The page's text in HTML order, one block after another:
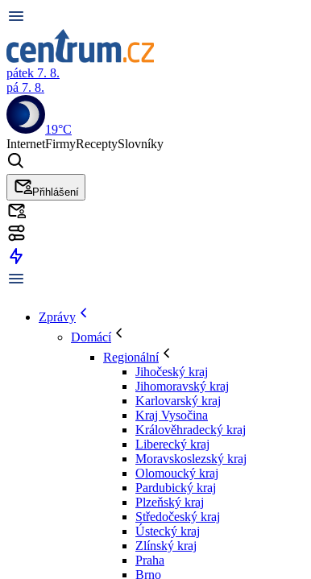
pátek 7. 8.
pá 7. 8.
19°C
InternetFirmyReceptySlovníky
Přihlášení
Zprávy
Domácí
Regionální
Jihočeský kraj
Jihomoravský kraj
Karlovarský kraj
Kraj Vysočina
Králověhradecký kraj
Liberecký kraj
Moravskoslezský kraj
Olomoucký kraj
Pardubický kraj
Plzeňský kraj
Středočeský kraj
Ústecký kraj
Zlínský kraj
Praha
Brno